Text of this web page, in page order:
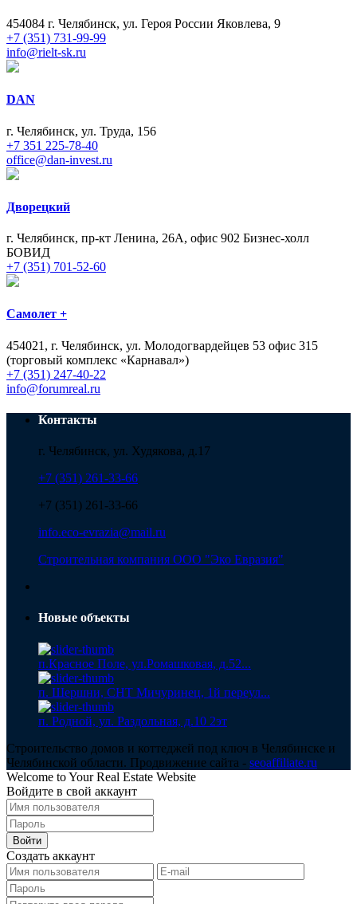
454084 г. Челябинск, ул. Героя России Яковлева, 9
+7 (351) 731-99-99
info@rielt-sk.ru
DAN
г. Челябинск, ул. Труда, 156
+7 351 225-78-40
office@dan-invest.ru
Дворецкий
г. Челябинск, пр-кт Ленина, 26А, офис 902 Бизнес-холл
БОВИД
+7 (351) 701-52-60
Самолет +
454021, г. Челябинск, ул. Молодогвардейцев 53 офис 315
(торговый комплекс «Карнавал»)
+7 (351) 247-40-22
info@forumreal.ru
Контакты
г. Челябинск, ул. Худякова, д.17
+7 (351) 261-33-66
+7 (351) 261-33-66
info.eco-evrazia@mail.ru
Строительная компания ООО "Эко Евразия"
Новые объекты
п.Красное Поле, ул.Ромашковая, д.52...
п. Шершни, СНТ Мичуринец, 1й переул...
п. Родной, ул. Раздольная, д.10 2эт
Строительство домов и коттеджей под ключ в Челябинске и
Челябинской области. Продвижение сайта - seoaffiliate.ru
Welcome to Your Real Estate Website
Войдите в свой аккаунт
Войти
Создать аккаунт